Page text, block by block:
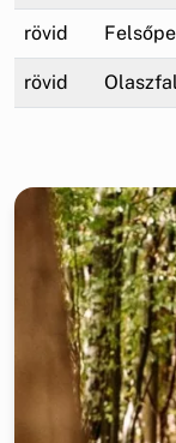
rövid
rövid